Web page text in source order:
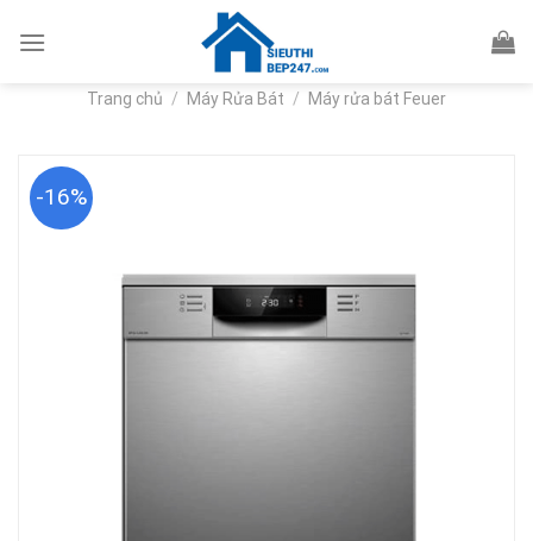
Trang chủ / Máy Rửa Bát / Máy rửa bát Feuer
-16%